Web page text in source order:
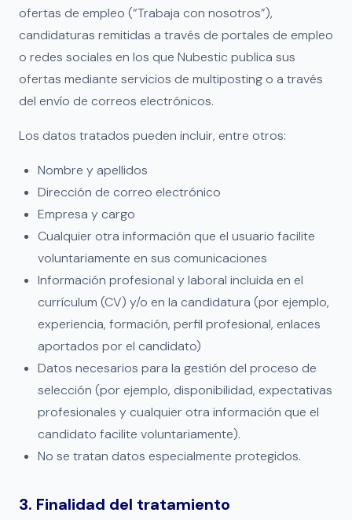
ofertas de empleo (“Trabaja con nosotros”),
candidaturas remitidas a través de portales de empleo
o redes sociales en los que Nubestic publica sus
ofertas mediante servicios de multiposting o a través
del envío de correos electrónicos.
Los datos tratados pueden incluir, entre otros:
Nombre y apellidos
Dirección de correo electrónico
Empresa y cargo
Cualquier otra información que el usuario facilite
voluntariamente en sus comunicaciones
Información profesional y laboral incluida en el
currículum (CV) y/o en la candidatura (por ejemplo,
experiencia, formación, perfil profesional, enlaces
aportados por el candidato)
Datos necesarios para la gestión del proceso de
selección (por ejemplo, disponibilidad, expectativas
profesionales y cualquier otra información que el
candidato facilite voluntariamente).
No se tratan datos especialmente protegidos.
3. Finalidad del tratamiento